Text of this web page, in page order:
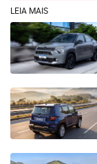
LEIA MAIS